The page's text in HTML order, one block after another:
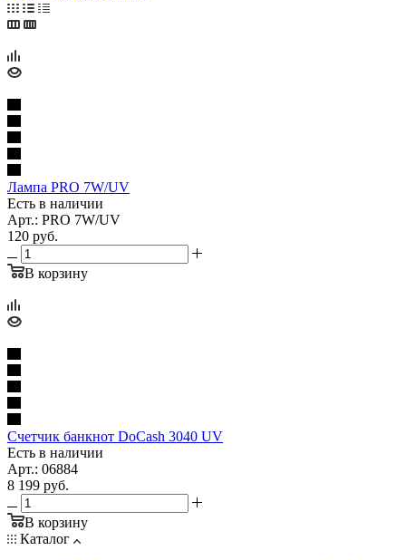
Лампа PRO 7W/UV
Есть в наличии
Арт.: PRO 7W/UV
120 руб.
В корзину
Счетчик банкнот DoCash 3040 UV
Есть в наличии
Арт.: 06884
8 199 руб.
В корзину
Каталог